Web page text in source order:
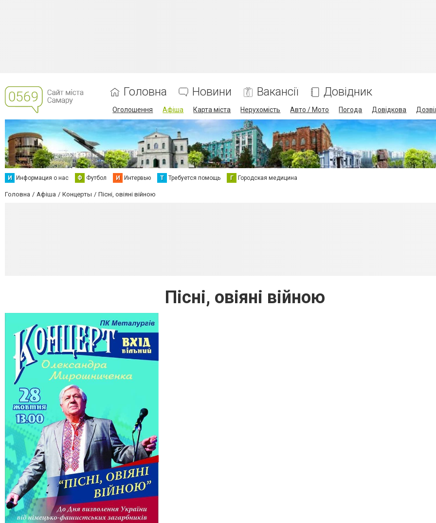
Головна Новини Вакансії Довідник
Оголошення Афіша Карта міста Нерухомість Авто / Мото Погода Довідкова
И Информация о нас Ф Футбол И Интервью Т Требуется помощь Г Городская медицина
Головна Афіша Концерты Пісні, овіяні війною
Пісні, овіяні війною